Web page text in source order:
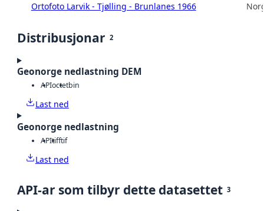
Ortofoto Larvik - Tjølling - Brunlanes 1966
Distribusjonar 2
Geonorge nedlastning DEM
APIoctetbin
Last ned
Geonorge nedlastning
APItifftif
Last ned
API-ar som tilbyr dette datasettet 3